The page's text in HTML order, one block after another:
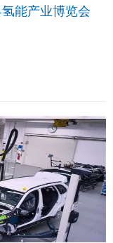
能产业博览会